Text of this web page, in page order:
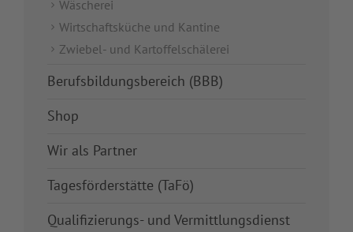
Wäscherei
Wirtschaftsküche und Kantine
Zwiebel- und Kartoffelschälerei
Berufsbildungsbereich (BBB)
Shop
Wir als Partner
Tagesförderstätte (TaFö)
Qualifizierungs- und Vermittlungsdienst